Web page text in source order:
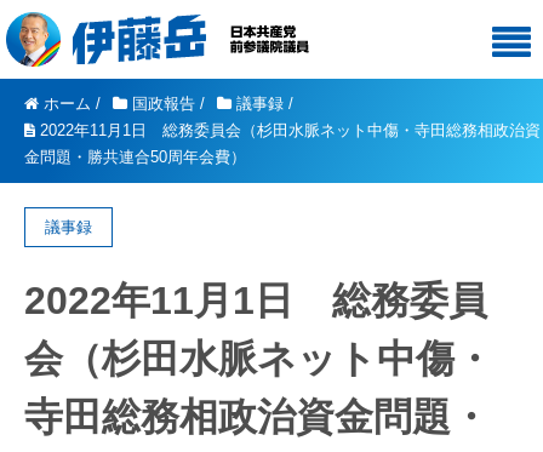
ホーム / 国政報告 / 議事録 /
2022年11月1日 総務委員会（杉田水脈ネット中傷・寺田総務相政治資
金問題・勝共連合50周年会費）
議事録
2022年11月1日 総務委員
会（杉田水脈ネット中傷・
寺田総務相政治資金問題・